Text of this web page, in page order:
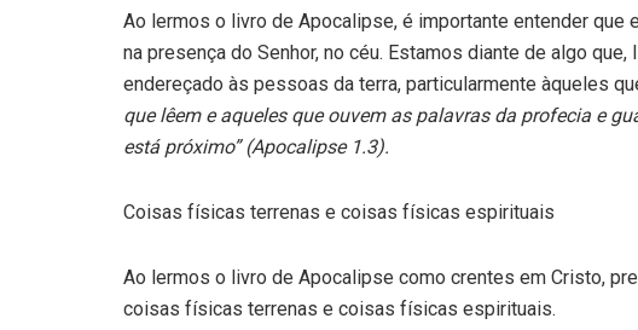
Ao lermos o livro de Apocalipse, é importante entender que
na presença do Senhor, no céu. Estamos diante de algo
endereçado às pessoas da terra, particularmente àqueles
que lêem e aqueles que ouvem as palavras da profecia e
está próximo” (Apocalipse 1.3).
Coisas físicas terrenas e coisas físicas espirituais
Ao lermos o livro de Apocalipse como crentes em Cristo,
coisas físicas terrenas e coisas físicas espirituais.